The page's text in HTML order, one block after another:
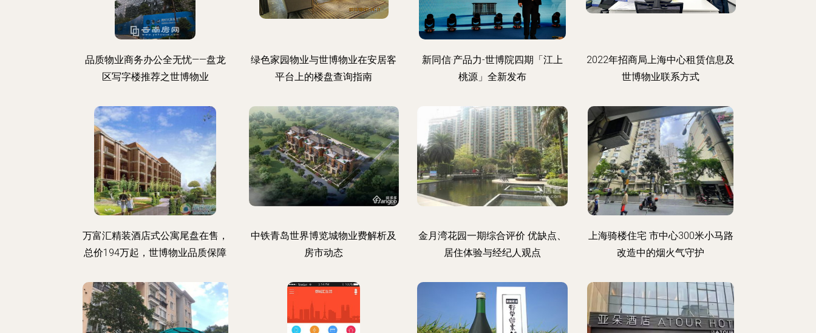
品质物业商务办公全无忧——盘龙
区写字楼推荐之世博物业
绿色家园物业与世博物业在安居客
平台上的楼盘查询指南
新同信·产品力-世博院四期「江上
桃源」全新发布
2022年招商局上海中心租赁信息及
世博物业联系方式
万富汇精装酒店式公寓尾盘在售，
总价194万起，世博物业品质保障
中铁青岛世界博览城物业费解析及
房市动态
金月湾花园一期综合评价 优缺点、
居住体验与经纪人观点
上海骑楼住宅 市中心300米小马路
改造中的烟火气守护